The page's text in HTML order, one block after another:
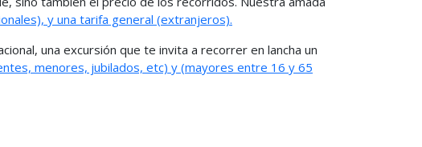
y una tarifa general (extranjeros).
una excursión que te invita a recorrer en lancha un
menores, jubilados, etc) y (mayores entre 16 y 65